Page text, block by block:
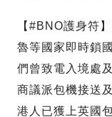
【#BNO護身符
魯等國家即時鎖
們曾致電入境處
商議派包機接送
港人已獲上英國